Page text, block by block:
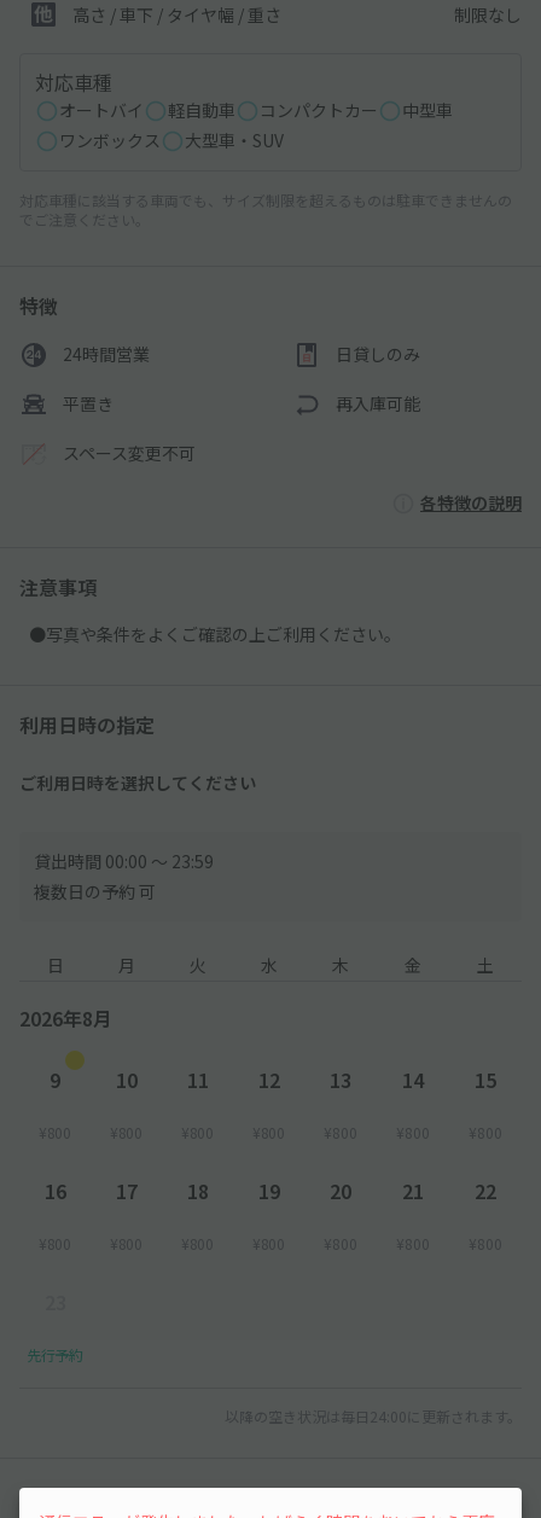
高さ / 車下 / タイヤ幅 / 重さ 制限なし
対応車種
オートバイ 軽自動車 コンパクトカー
中型車
ワンボックス
大型車・SUV
対応車種に該当する車両でも、サイズ制限を超えるものは駐車できませんの
でご注意ください。
特徴
24時間営業 日貸しのみ
平置き 再入庫可能
スペース変更不可
各特徴の説明
注意事項
●写真や条件をよくご確認の上ご利用ください。
利用日時の指定
ご利用日時を選択してください
貸出時間 00:00 〜 23:59
複数日の予約 可
日 月 火 水 木 金 土
2026年8月
9
¥800
10
¥800
11
¥800
12
¥800
13
¥800
14
¥800
15
¥800
16
¥800
17
¥800
18
¥800
19
¥800
20
¥800
21
¥800
22
¥800
先行予約
以降の空き状況は毎日24:00に更新されます。
レビュー